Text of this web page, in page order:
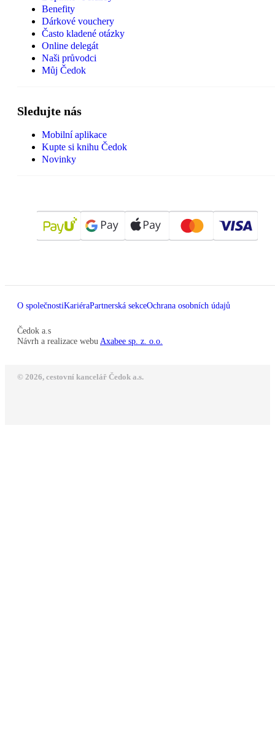
Benefity
Dárkové vouchery
Často kladené otázky
Online delegát
Naši průvodci
Můj Čedok
Sledujte nás
Mobilní aplikace
Kupte si knihu Čedok
Novinky
O společnostiKariéraPartnerská sekceOchrana osobních údajů
Čedok a.s
Návrh a realizace webu Axabee sp. z. o.o.
© 2026, cestovní kancelář Čedok a.s.